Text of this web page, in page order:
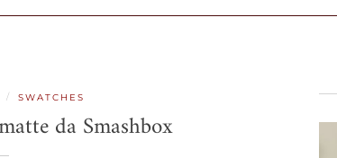
/ SWATCHES
da Smashbox